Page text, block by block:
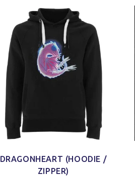
DRAGONHEART (HOODIE /
ZIPPER)